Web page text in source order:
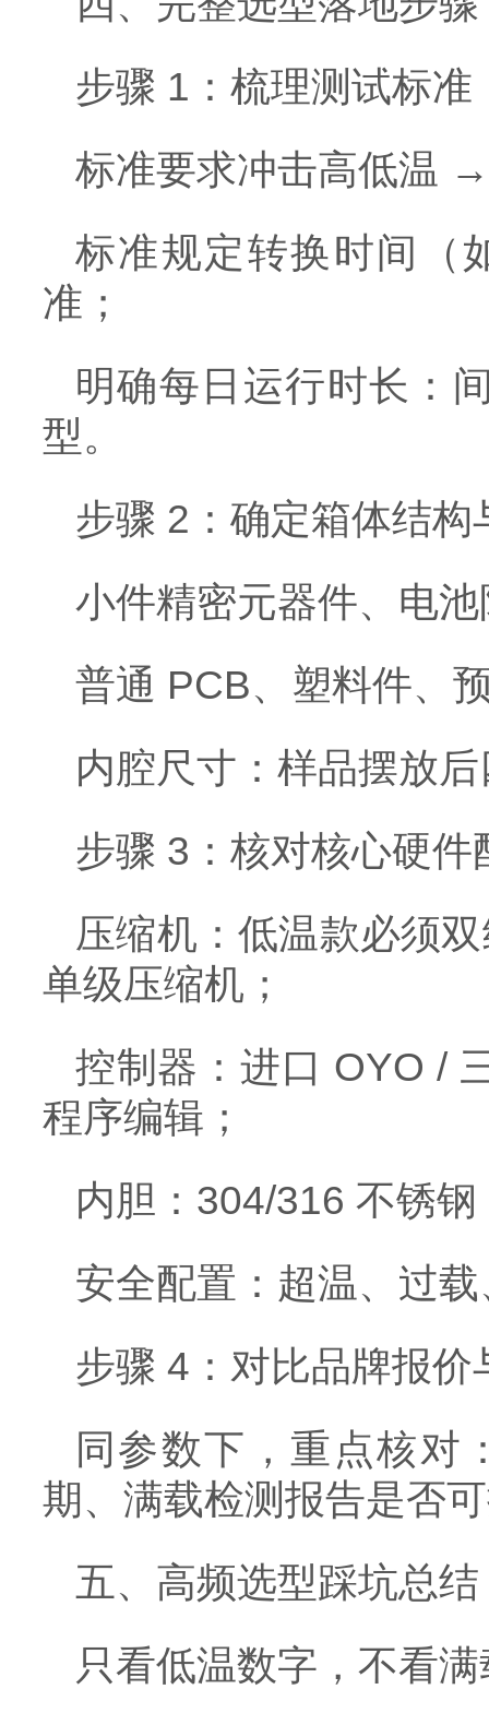
步骤 1：梳理测试标
标准要求冲击高低温
标准规定转换时间（
准；
明确每日运行时长：
型。
步骤 2：确定箱体结构
小件精密元器件、电
普通 PCB、塑料件、
内腔尺寸：样品摆放
步骤 3：核对核心硬
压缩机：低温款必须
单级压缩机；
控制器：进口 OYO /
程序编辑；
内胆：304/316 不锈
安全配置：超温、过
步骤 4：对比品牌报价
同参数下，重点核对
期、满载检测报告是否
五、高频选型踩坑总结
只看低温数字，不看